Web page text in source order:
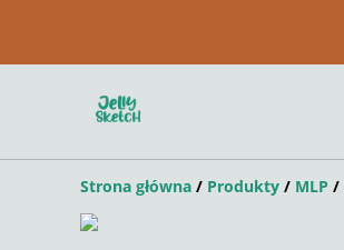
Strona główna / Produkty / MLP /